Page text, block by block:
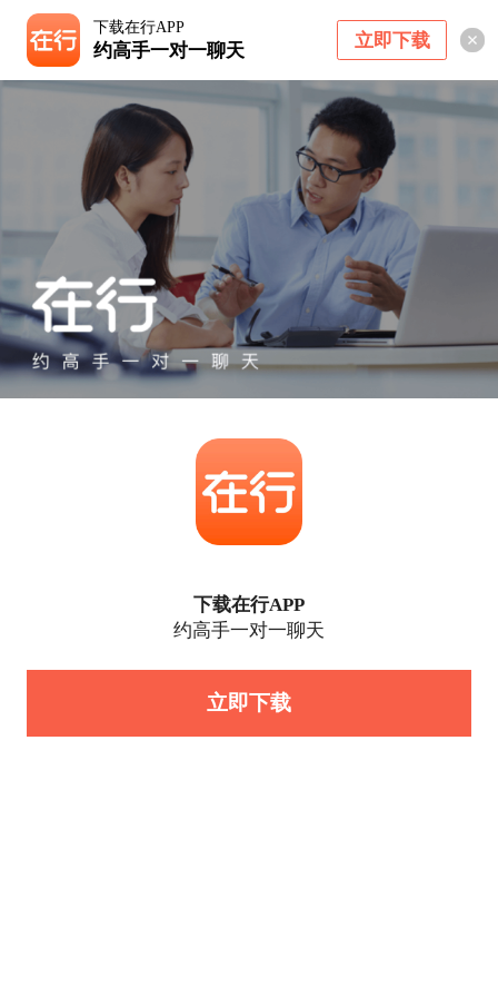
下载在行APP
约高手一对一聊天 立即下载
下载在行APP
约高手一对一聊天
立即下载